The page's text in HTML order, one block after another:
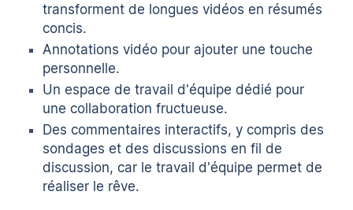
transforment de longues vidéos en résumés
concis.
Annotations vidéo pour ajouter une touche
personnelle.
Un espace de travail d'équipe dédié pour
une collaboration fructueuse.
Des commentaires interactifs, y compris des
sondages et des discussions en fil de
discussion, car le travail d'équipe permet de
réaliser le rêve.